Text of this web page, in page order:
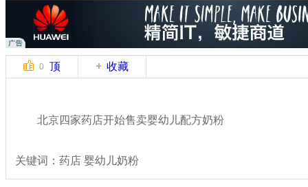
0 顶 收藏
北京四家药店开始售卖婴幼儿配方奶粉
关键词：药店 婴幼儿奶粉